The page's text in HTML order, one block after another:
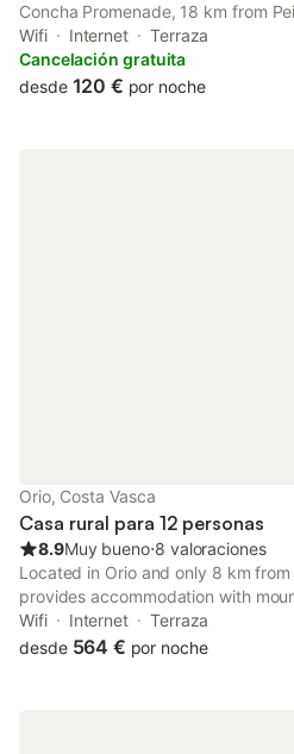
Concha Promenade, 18 km from
and 19 km from Monte Igueldo.
and city views, and is 1.3 km from
Wifi Internet
Terraza
Cancelación gratuita
desde 120 € por noche
Orio, Costa Vasca
Casa rural para 12 personas
8.9Muy bueno⋅8 valoraciones
Located in Orio and only 8 km
provides accommodation with
free private parking. With garden
offers a balcony. The property is
Wifi Internet
Terraza
desde 564 € por noche